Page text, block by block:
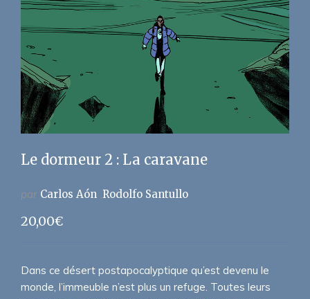
Le dormeur 2 : La caravane
par Carlos Aón Rodolfo Santullo
20,00€
Dans ce désert postapocalyptique qu’est devenu le
monde, l’immeuble n’est plus un refuge. Toutes leurs